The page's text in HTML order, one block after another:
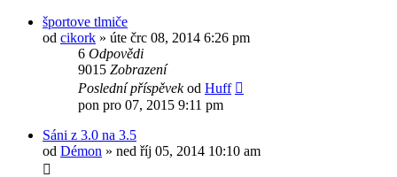
športove tlmiče
od cikork » úte črc 08, 2014 6:26 pm
6 Odpovědi
9015 Zobrazení
Poslední příspěvekod Huff
pon pro 07, 2015 9:11 pm
Sáni z 3.0 na 3.5
od Démon » ned říj 05, 2014 10:10 am